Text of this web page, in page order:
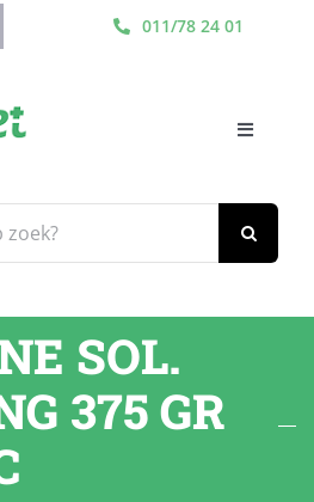
011/78 24 01
Toggle
SOL.
375 GR